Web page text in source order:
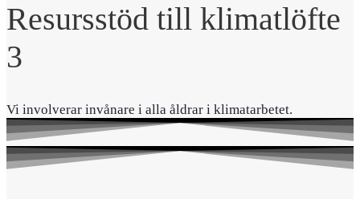
Resursstöd till klimatlöfte
3
Vi involverar invånare i alla åldrar i klimatarbetet.